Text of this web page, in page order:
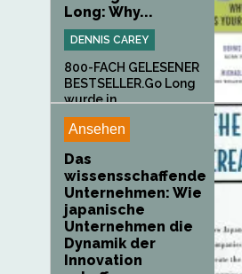
Long: Why...
DENNIS CAREY
800-FACH GELESENER
BESTSELLER.Go Long
wurde in...
Ansehen
Das
wissensschaffende
Unternehmen: Wie
japanische
Unternehmen die
Dynamik der
Innovation